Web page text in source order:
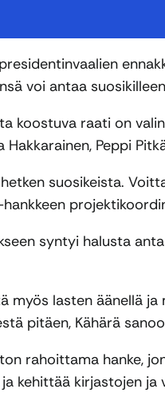
voi antaa
koostuva raati on
Peppi
suosikeista.
syntyi halusta
myös lasten äänellä
pitäen, Kähärä
rahoittama hanke,
kehittää kirjastojen